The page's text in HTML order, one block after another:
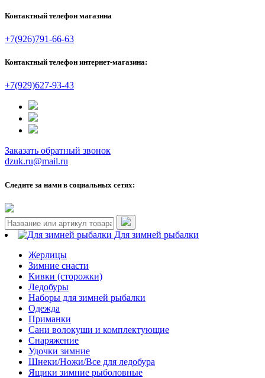
Контактный телефон магазина
+7(926)791-66-63
Контактный телефон интернет-магазина:
+7(929)627-93-43
Заказать обратный звонок
dzuk.ru@mail.ru
Следите за нами в социальных сетях:
Для зимней рыбалки
Жерлицы
Зимние снасти
Кивки (сторожки)
Ледобуры
Наборы для зимней рыбалки
Одежда
Приманки
Сани волокуши и комплектующие
Снаряжение
Удочки зимние
Шнеки/Ножи/Все для ледобура
Ящики зимние рыболовные